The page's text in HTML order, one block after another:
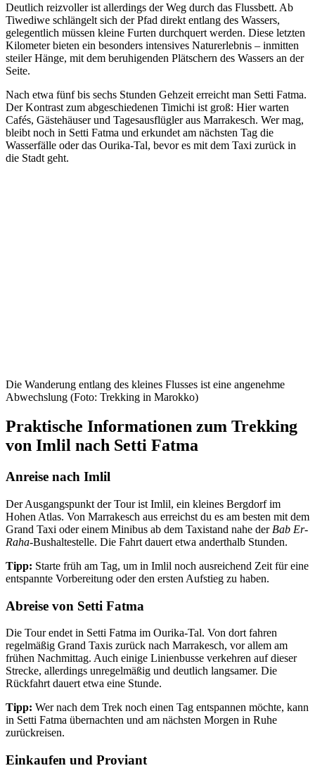
Deutlich reizvoller ist allerdings der Weg durch das Flussbett. Ab
Tiwediwe schlängelt sich der Pfad direkt entlang des Wassers,
gelegentlich müssen kleine Furten durchquert werden. Diese letzten
Kilometer bieten ein besonders intensives Naturerlebnis – inmitten
steiler Hänge, mit dem beruhigenden Plätschern des Wassers an der
Seite.
Nach etwa fünf bis sechs Stunden Gehzeit erreicht man Setti Fatma.
Der Kontrast zum abgeschiedenen Timichi ist groß: Hier warten
Cafés, Gästehäuser und Tagesausflügler aus Marrakesch. Wer mag,
bleibt noch in Setti Fatma und erkundet am nächsten Tag die
Wasserfälle oder das Ourika-Tal, bevor es mit dem Taxi zurück in
die Stadt geht.
Die Wanderung entlang des kleines Flusses ist eine angenehme
Abwechslung (Foto: Trekking in Marokko)
Praktische Informationen zum Trekking
von Imlil nach Setti Fatma
Anreise nach Imlil
Der Ausgangspunkt der Tour ist Imlil, ein kleines Bergdorf im
Hohen Atlas. Von Marrakesch aus erreichst du es am besten mit dem
Grand Taxi oder einem Minibus ab dem Taxistand nahe der Bab Er-
Raha-Bushaltestelle. Die Fahrt dauert etwa anderthalb Stunden.
Tipp: Starte früh am Tag, um in Imlil noch ausreichend Zeit für eine
entspannte Vorbereitung oder den ersten Aufstieg zu haben.
Abreise von Setti Fatma
Die Tour endet in Setti Fatma im Ourika-Tal. Von dort fahren
regelmäßig Grand Taxis zurück nach Marrakesch, vor allem am
frühen Nachmittag. Auch einige Linienbusse verkehren auf dieser
Strecke, allerdings unregelmäßig und deutlich langsamer. Die
Rückfahrt dauert etwa eine Stunde.
Tipp: Wer nach dem Trek noch einen Tag entspannen möchte, kann
in Setti Fatma übernachten und am nächsten Morgen in Ruhe
zurückreisen.
Einkaufen und Proviant